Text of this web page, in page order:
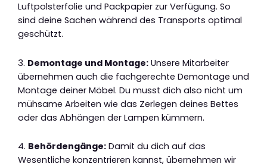
Luftpolsterfolie und Packpapier zur Verfügung. So
sind deine Sachen während des Transports optimal
geschützt.
3. Demontage und Montage: Unsere Mitarbeiter
übernehmen auch die fachgerechte Demontage und
Montage deiner Möbel. Du musst dich also nicht um
mühsame Arbeiten wie das Zerlegen deines Bettes
oder das Abhängen der Lampen kümmern.
4. Behördengänge: Damit du dich auf das
Wesentliche konzentrieren kannst, übernehmen wir